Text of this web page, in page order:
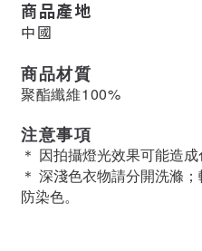
商品產地
中國
商品材質
聚酯纖維100%
注意事項
＊ 因拍攝燈光效果可能造
＊ 深淺色衣物請分開洗滌
防染色。